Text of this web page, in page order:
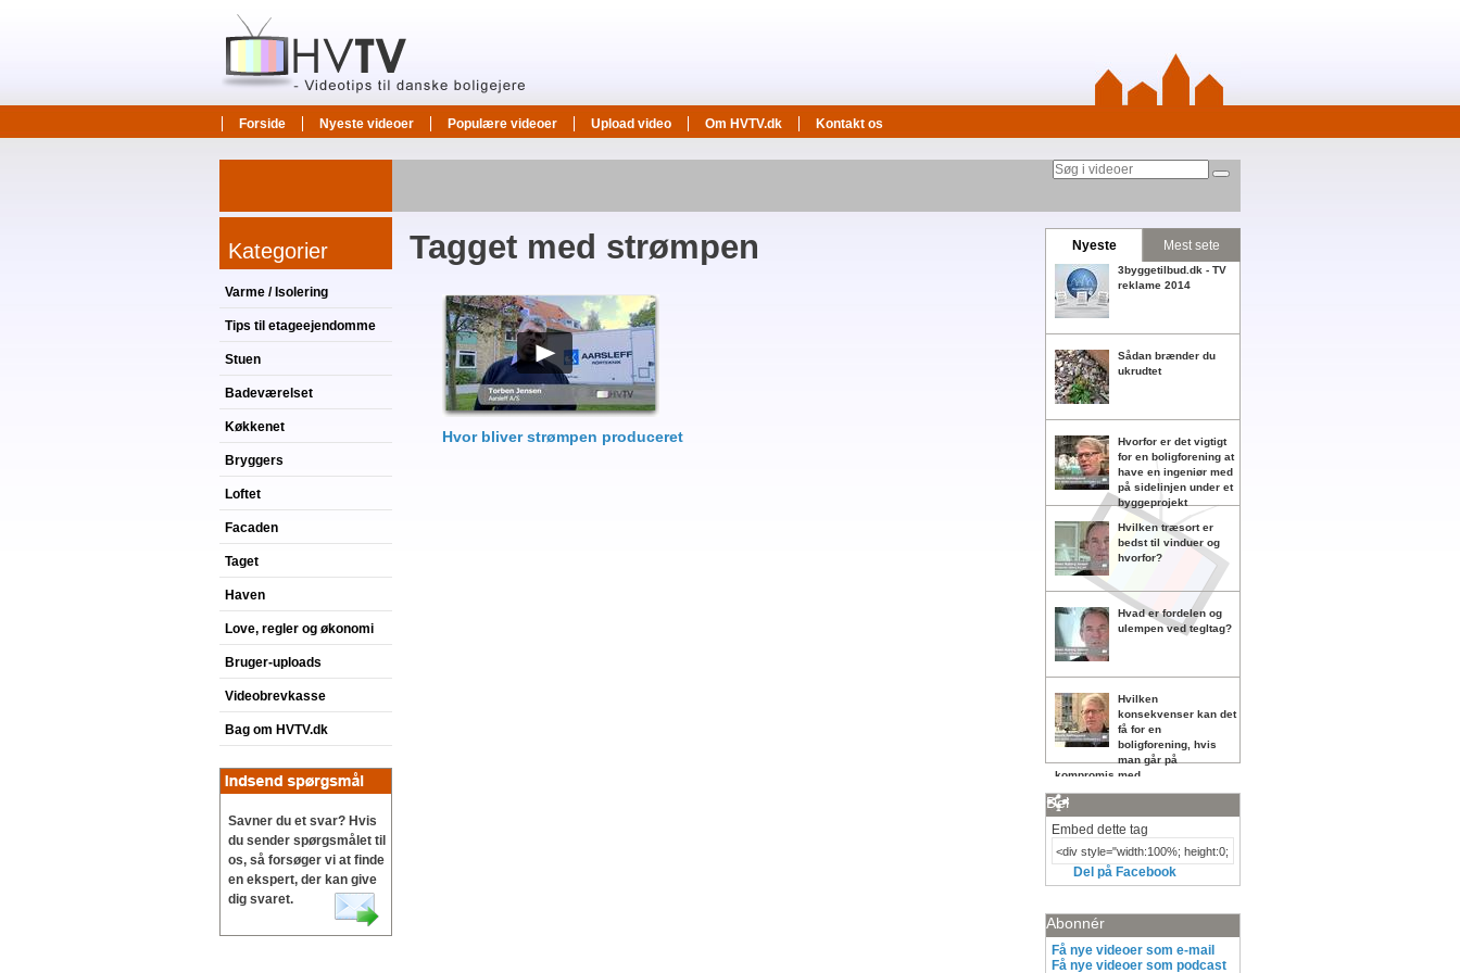
Forside Nyeste videoer Populære videoer Upload video Om HVTV.dk Kontakt os
Kategorier
Varme / Isolering
Tips til etageejendomme
Stuen
Badeværelset
Køkkenet
Bryggers
Loftet
Facaden
Taget
Haven
Love, regler og økonomi
Bruger-uploads
Videobrevkasse
Bag om HVTV.dk
Savner du et svar? Hvis
du sender spørgsmålet til
os, så forsøger vi at finde
en ekspert, der kan give
dig svaret.
Nyeste Mest sete
3byggetilbud.dk - TV
reklame 2014
Sådan brænder du
ukrudtet
Hvorfor er det vigtigt
for en boligforening at
have en ingeniør med
på sidelinjen under et
byggeprojekt
Hvilken træsort er
bedst til vinduer og
hvorfor?
Hvad er fordelen og
ulempen ved tegltag?
Hvilken
konsekvenser kan det
få for en
boligforening, hvis
man går på
kompromis med
Del
Embed dette tag
Del på Facebook
Abonnér
Få nye videoer som e-mail
Få nye videoer som podcast
Tagget med strømpen
Hvor bliver strømpen produceret